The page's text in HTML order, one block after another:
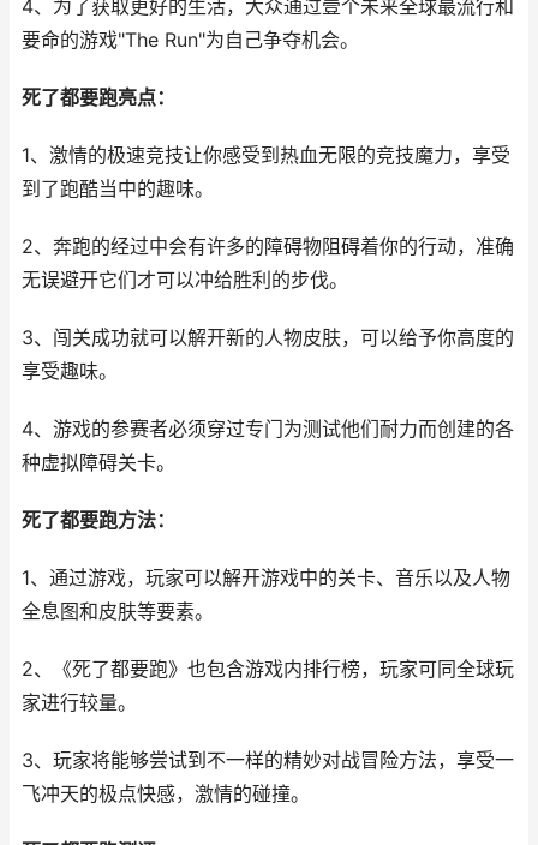
4、为了获取更好的生活，大众通过壹个未来全球最流行和
要命的游戏"The Run"为自己争夺机会。
死了都要跑亮点：
1、激情的极速竞技让你感受到热血无限的竞技魔力，享受
到了跑酷当中的趣味。
2、奔跑的经过中会有许多的障碍物阻碍着你的行动，准确
无误避开它们才可以冲给胜利的步伐。
3、闯关成功就可以解开新的人物皮肤，可以给予你高度的
享受趣味。
4、游戏的参赛者必须穿过专门为测试他们耐力而创建的各
种虚拟障碍关卡。
死了都要跑方法：
1、通过游戏，玩家可以解开游戏中的关卡、音乐以及人物
全息图和皮肤等要素。
2、《死了都要跑》也包含游戏内排行榜，玩家可同全球玩
家进行较量。
3、玩家将能够尝试到不一样的精妙对战冒险方法，享受一
飞冲天的极点快感，激情的碰撞。